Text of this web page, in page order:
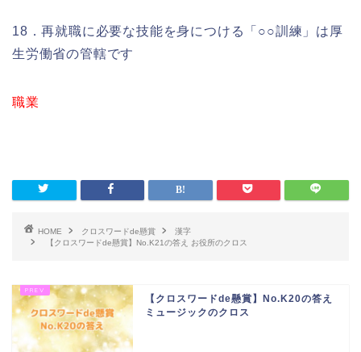
18．再就職に必要な技能を身につける「○○訓練」は厚
生労働省の管轄です
職業
HOME クロスワードde懸賞
漢字
【クロスワードde懸賞】No.K21の答え お役所のクロス
【クロスワードde懸賞】No.K20の答え
ミュージックのクロス